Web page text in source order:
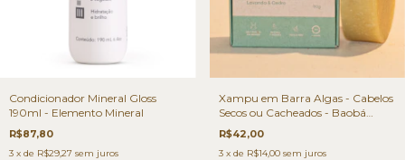
Condicionador Mineral Gloss
190ml - Elemento Mineral
R$87,80
3 x de R$29,27 sem juros
Xampu em Barra Algas - Cabelos
Secos ou Cacheados - Baobá
Saboaria
R$42,00
3 x de R$14,00 sem juros